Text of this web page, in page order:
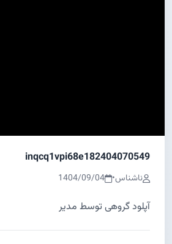
inqcq1vpi68e182404070549
ناشناس•
1404/09/04
آپلود گروهی توسط مدیر